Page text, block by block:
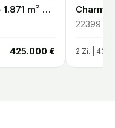
„Seltene Investitionschance – 1.871 m² Entwicklungsgrundstück in Elzach-Oberprechtal“
425.000 €
22399
2 Zi. | 43.5